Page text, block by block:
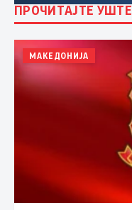
ПРОЧИТАЈТЕ УШТЕ
МАКЕДОНИЈА